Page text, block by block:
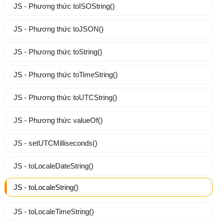
JS - Phương thức toISOString()
JS - Phương thức toJSON()
JS - Phương thức toString()
JS - Phương thức toTimeString()
JS - Phương thức toUTCString()
JS - Phương thức valueOf()
JS - setUTCMilliseconds()
JS - toLocaleDateString()
JS - toLocaleString()
JS - toLocaleTimeString()